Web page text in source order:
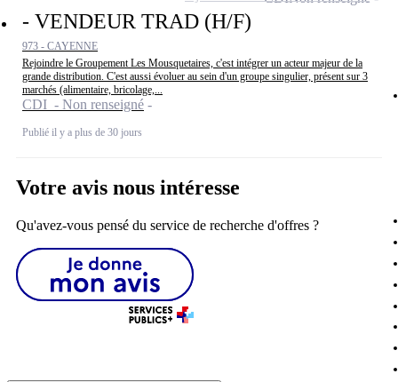
- VENDEUR TRAD (H/F)
973 - CAYENNE
Rejoindre le Groupement Les Mousquetaires, c'est intégrer un acteur majeur de la
grande distribution. C'est aussi évoluer au sein d'un groupe singulier, présent sur 3
marchés (alimentaire, bricolage,...
CDI - Non renseigné
Publié il y a plus de 30 jours
Votre avis nous intéresse
Qu'avez-vous pensé du service de recherche d'offres ?